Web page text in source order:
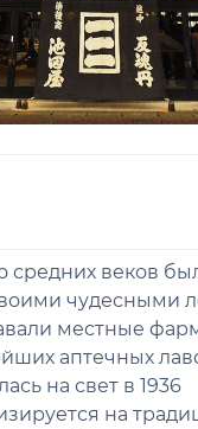
средних веков
чудесными
местные
аптечных
на свет в 1936
на